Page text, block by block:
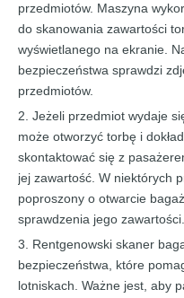
przedmiotów. Maszyna
do skanowania zawartości
wyświetlanego na ekranie.
bezpieczeństwa sprawdzi
przedmiotów.
2. Jeżeli przedmiot wydaje
może otworzyć torbę i
skontaktować się z
jej zawartość. W niektórych
poproszony o otwarcie
sprawdzenia jego zawartości.
3. Rentgenowski skaner
bezpieczeństwa, które
lotniskach. Ważne jest, aby